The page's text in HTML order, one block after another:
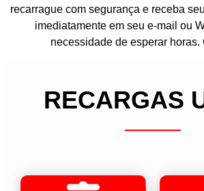
recarrague com segurança e receba
imediatamente em seu e-mail ou
necessidade de esperar horas.
RECARGAS